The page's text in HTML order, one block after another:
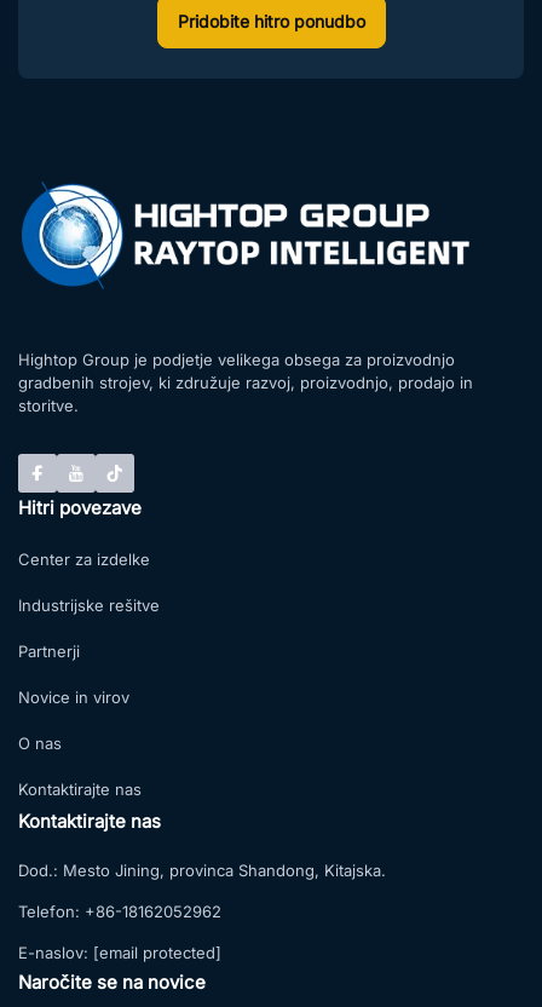
Pridobite hitro ponudbo
Hightop Group je podjetje velikega obsega za proizvodnjo
gradbenih strojev, ki združuje razvoj, proizvodnjo, prodajo in
storitve.
Hitri povezave
Center za izdelke
Industrijske rešitve
Partnerji
Novice in virov
O nas
Kontaktirajte nas
Kontaktirajte nas
Dod.: Mesto Jining, provinca Shandong, Kitajska.
Telefon: +86-18162052962
E-naslov: [email protected]
Naročite se na novice